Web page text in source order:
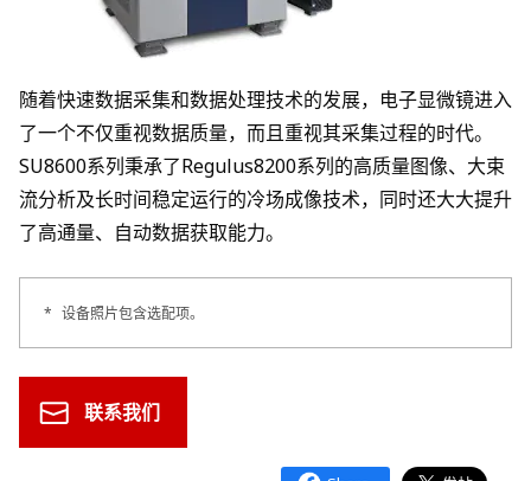
随着快速数据采集和数据处理技术的发展，电子显微镜进入
了一个不仅重视数据质量，而且重视其采集过程的时代。
SU8600系列秉承了Regulus8200系列的高质量图像、大束
流分析及长时间稳定运行的冷场成像技术，同时还大大提升
了高通量、自动数据获取能力。
* 设备照片包含选配项。
联系我们